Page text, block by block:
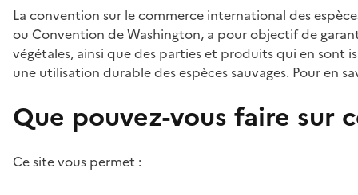
La convention sur le commerce international des
ou Convention de Washington, a pour objectif de
végétales, ainsi que des parties et produits qui en sont
une utilisation durable des espèces sauvages. Pour en
Que pouvez-vous faire sur
Ce site vous permet :